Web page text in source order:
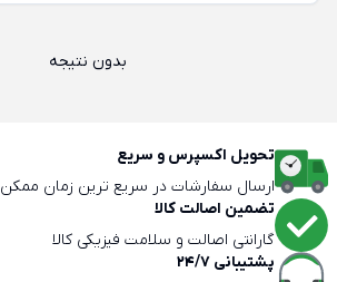
بدون نتیجه
تحویل اکسپرس و سریع
ارسال سفارشات در سریع ترین زمان ممکن
تضمین اصالت کالا
گارانتی اصالت و سلامت فیزیکی کالا
پشتیبانی 24/7